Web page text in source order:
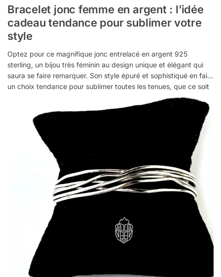
Bracelet jonc femme​ en argent : l’idée
cadeau tendance pour sublimer votre
style
Optez pour ce magnifique jonc entrelacé en argent 925
sterling, un bijou très féminin au design unique et élégant qui
saura se faire remarquer. Son style épuré et sophistiqué en fait
un choix tendance pour sublimer toutes les tenues, que ce soit
pour un look quotidien ou une soirée. Ce jonc estpoinçonné,
garantissant la qualité de l’argent sterling utilisé
durabilité et de brillance. Parfait comme idée cadeau, il est
pensé pour faire plaisir à celles qui apprécient les bijoux
modernes et distingués. Que vous souhaitiez l’offrir ou vous
faire plaisir, ce bracelet jonc est la pièce idéale pour un cadeau
chic et raffiné. Profitez de la livraison gratuite pour une
expérience d’achat optimale et sans souci.